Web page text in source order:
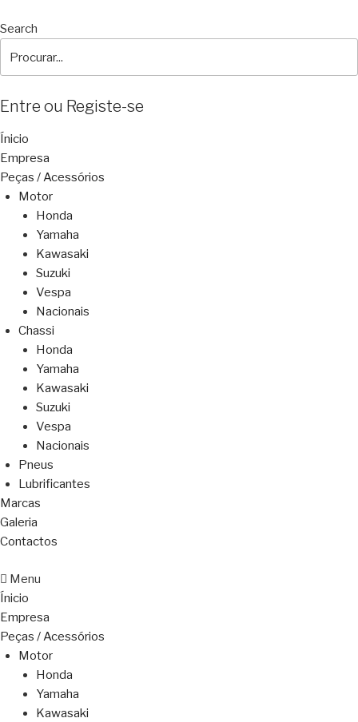
Search
Entre ou Registe-se
Ínicio
Empresa
Peças / Acessórios
Motor
Honda
Yamaha
Kawasaki
Suzuki
Vespa
Nacionais
Chassi
Honda
Yamaha
Kawasaki
Suzuki
Vespa
Nacionais
Pneus
Lubrificantes
Marcas
Galeria
Contactos
Menu
Ínicio
Empresa
Peças / Acessórios
Motor
Honda
Yamaha
Kawasaki